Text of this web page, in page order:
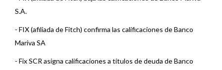
S.A.
- FIX (afiliada de Fitch) confirma las calificaciones de Banco
Mariva SA
- Fix SCR asigna calificaciones a títulos de deuda de Banco